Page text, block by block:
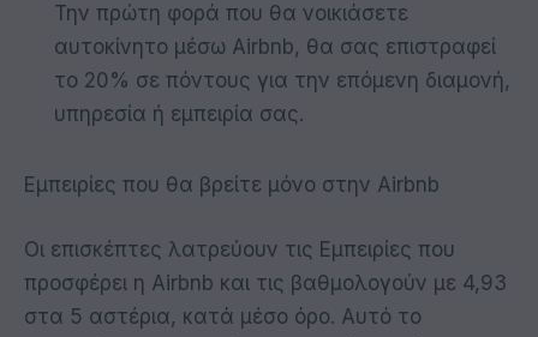
Την πρώτη φορά που θα νοικιάσετε
αυτοκίνητο μέσω Airbnb, θα σας επιστραφεί
το 20% σε πόντους για την επόμενη διαμονή,
υπηρεσία ή εμπειρία σας.
Εμπειρίες που θα βρείτε μόνο στην Airbnb
Οι επισκέπτες λατρεύουν τις Εμπειρίες που
προσφέρει η Airbnb και τις βαθμολογούν με 4,93
στα 5 αστέρια, κατά μέσο όρο. Αυτό το